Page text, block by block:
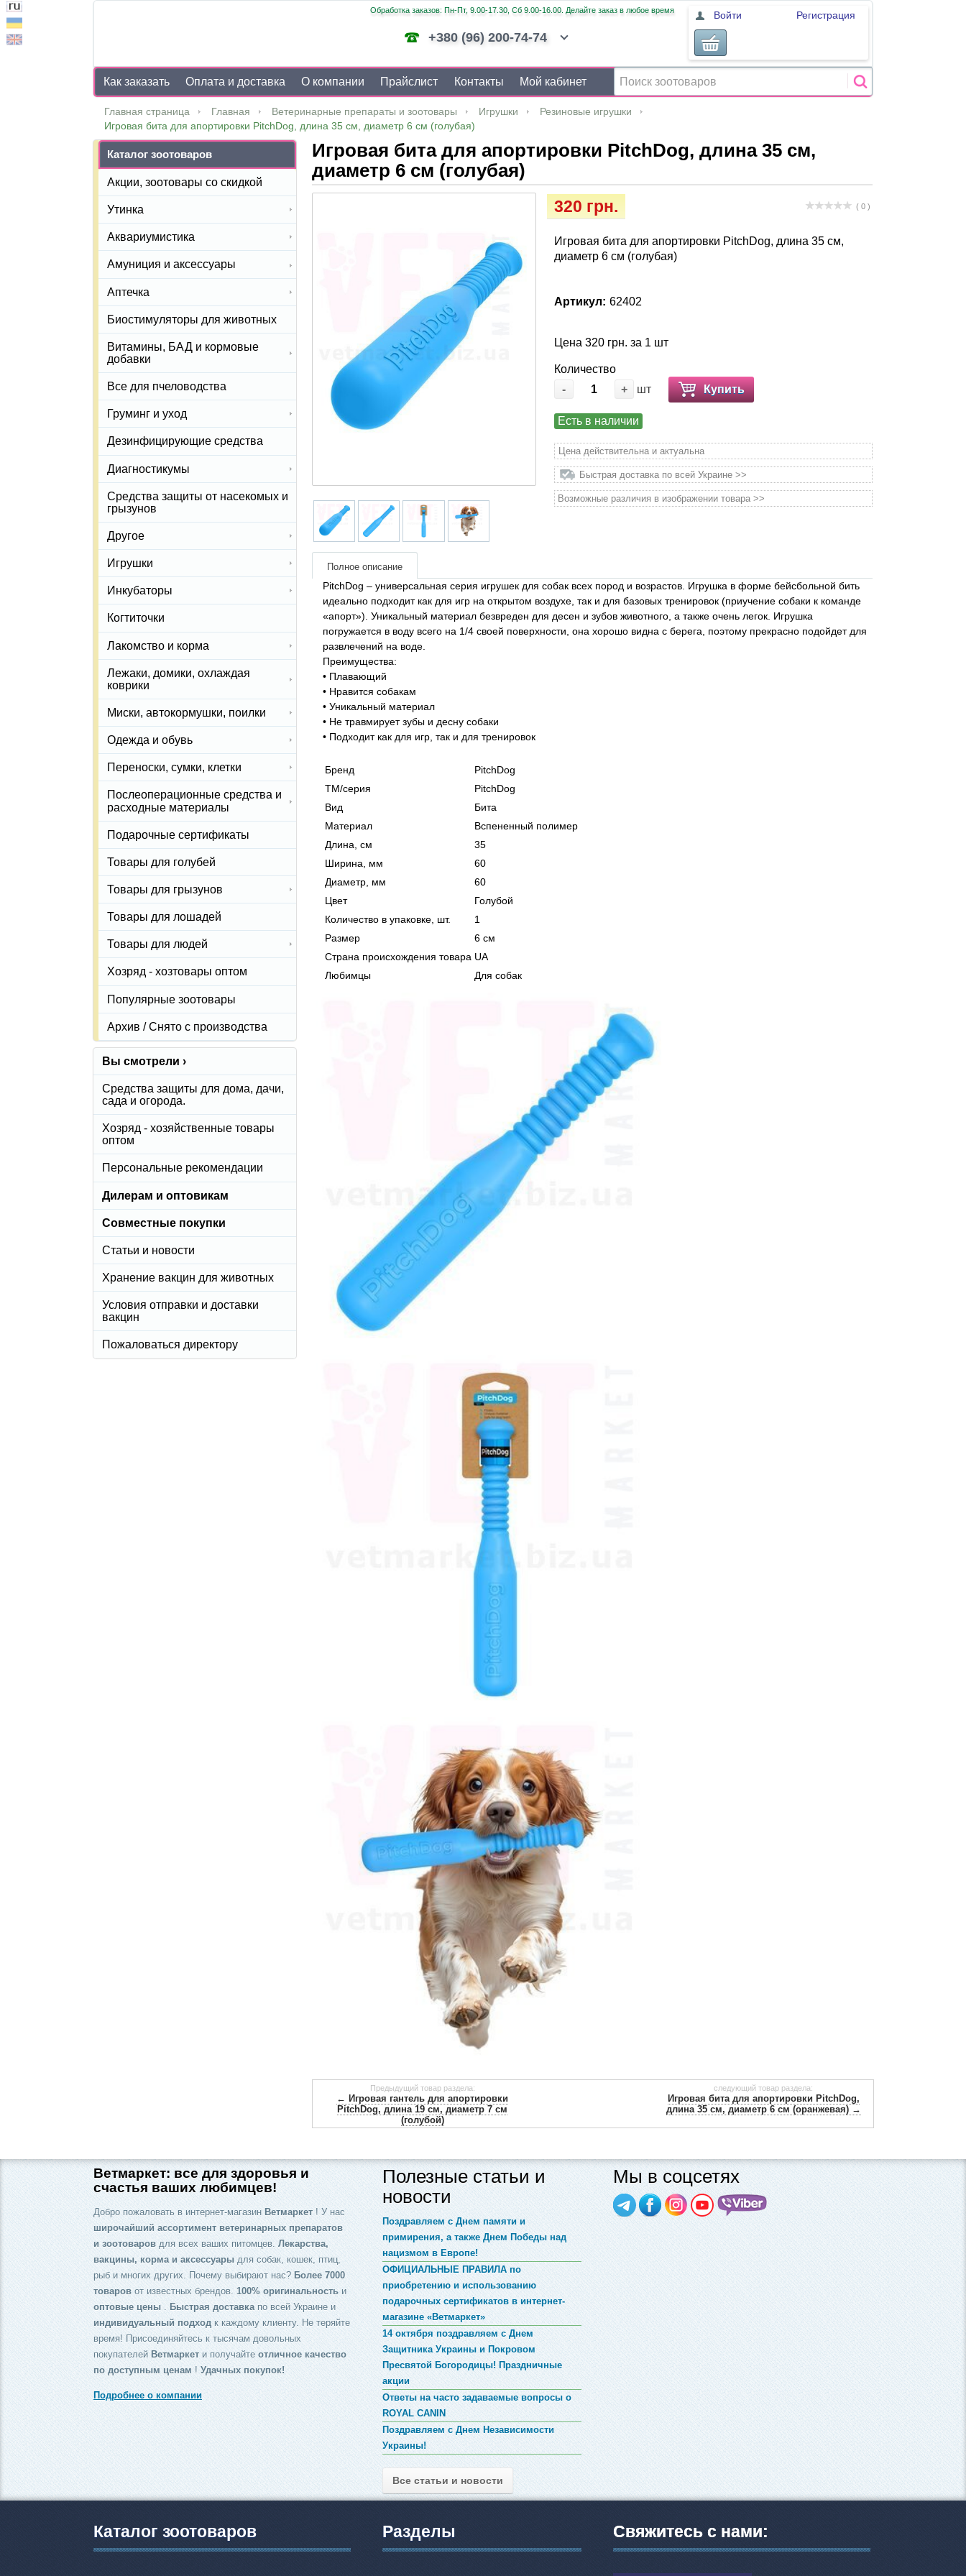
Обработка заказов: Пн-Пт, 9.00-17.30, Сб 9.00-16.00. Делайте заказ в любое время
+380 (96) 200-74-74
Войти Регистрация
Как заказать Оплата и доставка О компании Прайслист Контакты Мой кабинет
Главная страница Главная Ветеринарные препараты и зоотовары Игрушки
Резиновые игрушки
Игровая бита для апортировки PitchDog, длина 35 см, диаметр 6 см (голубая)
Игровая бита для апортировки PitchDog, длина 35 см,
диаметр 6 см (голубая)
( 0 )
320 грн.
Игровая бита для апортировки PitchDog, длина 35 см,
диаметр 6 см (голубая)
Артикул: 62402
Цена 320 грн. за 1 шт
Количество
-
+ шт Купить
Есть в наличии
Цена действительна и актуальна
Быстрая доставка по всей Украине >>
Возможные различия в изображении товара >>
Полное описание
PitchDog – универсальная серия игрушек для собак всех пород и возрастов. Игрушка в форме бейсбольной бить
идеально подходит как для игр на открытом воздухе, так и для базовых тренировок (приучение собаки к команде
«апорт»). Уникальный материал безвреден для десен и зубов животного, а также очень легок. Игрушка
погружается в воду всего на 1/4 своей поверхности, она хорошо видна с берега, поэтому прекрасно подойдет для
развлечений на воде.
Преимущества:
• Плавающий
• Нравится собакам
• Уникальный материал
• Не травмирует зубы и десну собаки
• Подходит как для игр, так и для тренировок
Бренд
PitchDog
ТМ/серия
PitchDog
Вид
Бита
Материал
Вспененный полимер
Длина, см
35
Ширина, мм
60
Диаметр, мм
60
Цвет
Голубой
Количество в упаковке, шт.
1
Размер
6 см
Страна происхождения товара UA
Любимцы
Для собак
Предыдущий товар раздела:
← Игровая гантель для апортировки
PitchDog, длина 19 см, диаметр 7 см
(голубой)
следующий товар раздела:
Игровая бита для апортировки PitchDog,
длина 35 см, диаметр 6 см (оранжевая) →
Каталог зоотоваров
Акции, зоотовары со скидкой
Утинка
Аквариумистика
Амуниция и аксессуары
Аптечка
Биостимуляторы для животных
Витамины, БАД и кормовые
добавки
Все для пчеловодства
Груминг и уход
Дезинфицирующие средства
Диагностикумы
Средства защиты от насекомых и
грызунов
Другое
Игрушки
Инкубаторы
Когтиточки
Лакомство и корма
Лежаки, домики, охлаждая
коврики
Миски, автокормушки, поилки
Одежда и обувь
Переноски, сумки, клетки
Послеоперационные средства и
расходные материалы
Подарочные сертификаты
Товары для голубей
Товары для грызунов
Товары для лошадей
Товары для людей
Хозряд - хозтовары оптом
Популярные зоотовары
Архив / Снято с производства
Вы смотрели ›
Средства защиты для дома, дачи,
сада и огорода.
Хозряд - хозяйственные товары
оптом
Персональные рекомендации
Дилерам и оптовикам
Совместные покупки
Статьи и новости
Хранение вакцин для животных
Условия отправки и доставки
вакцин
Пожаловаться директору
Ветмаркет: все для здоровья и
счастья ваших любимцев!
Добро пожаловать в интернет-магазин Ветмаркет ! У нас
широчайший ассортимент ветеринарных препаратов
и зоотоваров для всех ваших питомцев. Лекарства,
вакцины, корма и аксессуары для собак, кошек, птиц,
рыб и многих других. Почему выбирают нас? Более 7000
товаров от известных брендов.100% оригинальность и
оптовые цены . Быстрая доставкапо всей Украине и
индивидуальный подход к каждому клиенту. Не теряйте
время! Присоединяйтесь к тысячам довольных
покупателей Ветмаркет и получайте отличное качество
по доступным ценам ! Удачных покупок!
Подробнее о компании
Полезные статьи и
новости
Поздравляем с Днем памяти и
примирения, а также Днем Победы над
нацизмом в Европе!
ОФИЦИАЛЬНЫЕ ПРАВИЛА по
приобретению и использованию
подарочных сертификатов в интернет-
магазине «Ветмаркет»
14 октября поздравляем с Днем
Защитника Украины и Покровом
Пресвятой Богородицы! Праздничные
акции
Ответы на часто задаваемые вопросы о
ROYAL CANIN
Поздравляем с Днем Независимости
Украины!
Все статьи и новости
Мы в соцсетях
Каталог зоотоваров Разделы Свяжитесь с нами: